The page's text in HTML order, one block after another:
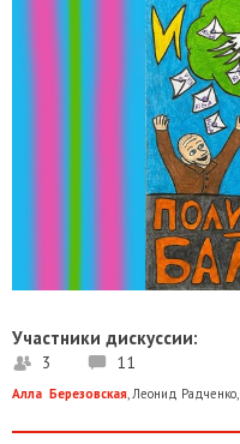
Участники дискуссии:
3 11
Алла Березовская Леонид Радченко